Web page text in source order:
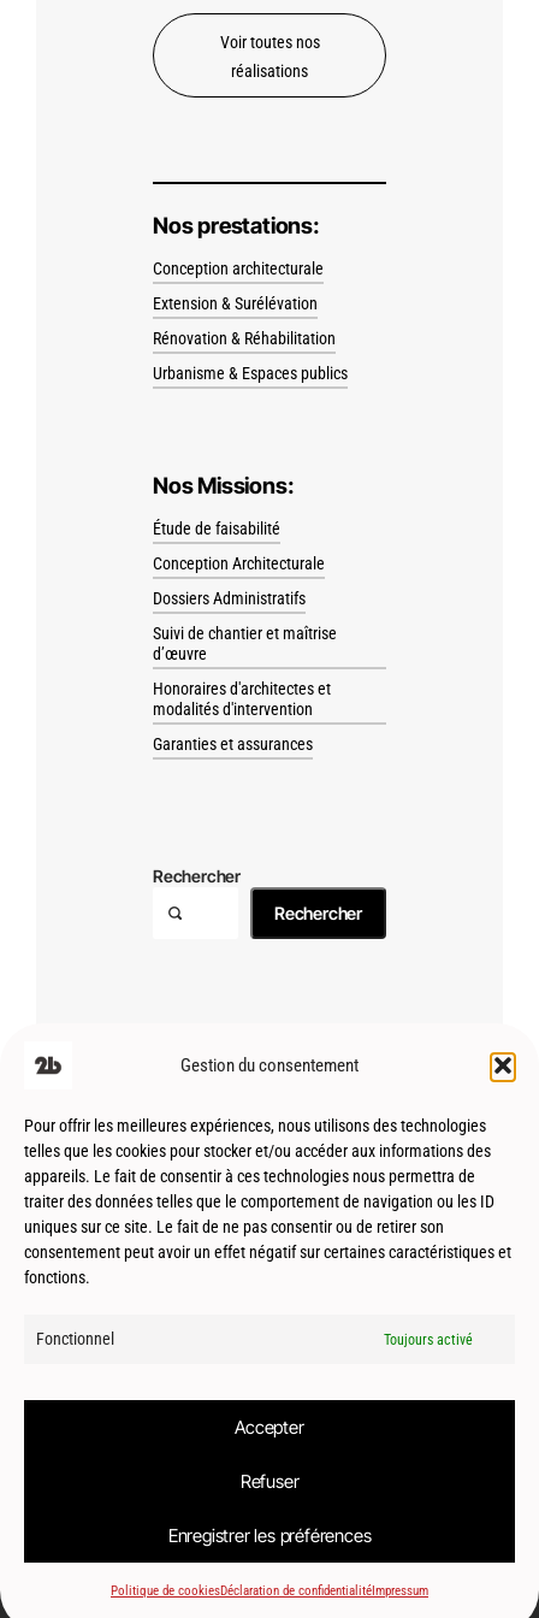
Gestion du consentement
Pour offrir les meilleures expériences, nous utilisons des technologies
telles que les cookies pour stocker et/ou accéder aux informations des
appareils. Le fait de consentir à ces technologies nous permettra de
traiter des données telles que le comportement de navigation ou les ID
uniques sur ce site. Le fait de ne pas consentir ou de retirer son
consentement peut avoir un effet négatif sur certaines caractéristiques et
fonctions.
Fonctionnel Toujours activé
Accepter
Refuser
Enregistrer les préférences
Politique de cookiesDéclaration de confidentialitéImpressum
Voir toutes nos
réalisations
Nos prestations:
Conception architecturale
Extension & Surélévation
Rénovation & Réhabilitation
Urbanisme & Espaces publics
Nos Missions:
Étude de faisabilité
Conception Architecturale
Dossiers Administratifs
Suivi de chantier et maîtrise
d’œuvre
Honoraires d'architectes et
modalités d'intervention
Garanties et assurances
Rechercher
Rechercher
Le2bis Atelier | Architecte Toulouse-Montpellier-Biarritz